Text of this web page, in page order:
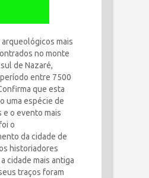
mais
no monte
de Nazaré,
entre 7500
que esta
uma espécie de
e o evento mais
o
da cidade de
historiadores
cidade mais antiga
traços foram